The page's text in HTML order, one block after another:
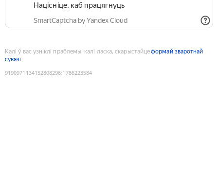
Націсніце, каб працягнуць
SmartCaptcha by Yandex Cloud
Калі ў вас узніклі праблемы, калі ласка, скарыстайцеформай зваротнай
сувязі
9190971134152808296:1786223584